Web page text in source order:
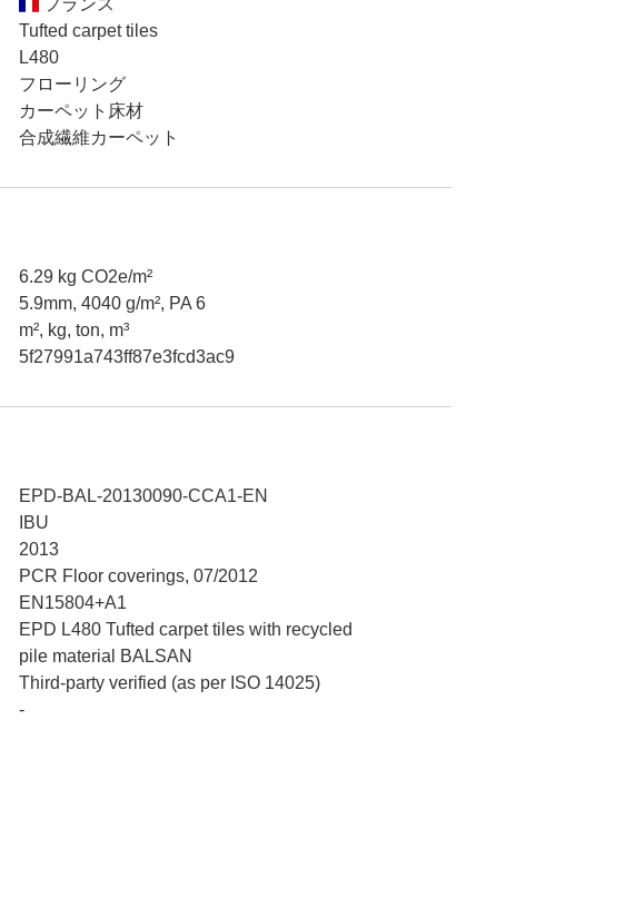
Tufted carpet tiles
L480
フローリング
カーペット床材
合成繊維カーペット
6.29 kg CO2e/m²
5.9mm, 4040 g/m², PA 6
m², kg, ton, m³
5f27991a743ff87e3fcd3ac9
EPD-BAL-20130090-CCA1-EN
IBU
2013
PCR Floor coverings, 07/2012
EN15804+A1
EPD L480 Tufted carpet tiles with recycled
pile material BALSAN
Third-party verified (as per ISO 14025)
-